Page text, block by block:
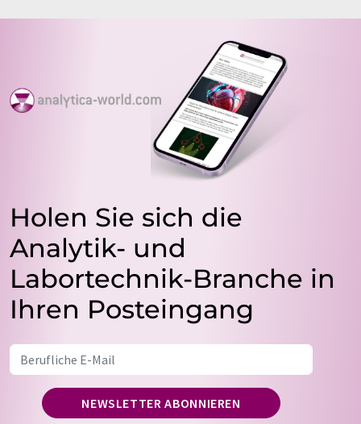
Holen Sie sich die
Analytik- und
Labortechnik-Branche in
Ihren Posteingang
NEWSLETTER ABONNIEREN